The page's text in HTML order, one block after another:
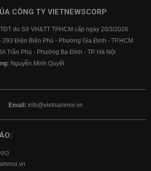
CÔNG TY VIETNEWSCORP
do Sở VH&TT TPHCM cấp ngày 20/3/2026
293 Điện Biên Phủ - Phường Gia Định - TP.HCM
Trần Phú - Phường Ba Đình - TP. Hà Nội
Nguyễn Minh Quyết
Email: info@vietnammoi.vn